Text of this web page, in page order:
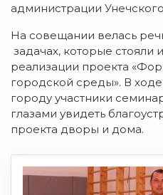
администрации
На совещании велась
задачах, которые стояли
реализации проекта
городской среды». В
городу участники
глазами увидеть
проекта дворы и дома.